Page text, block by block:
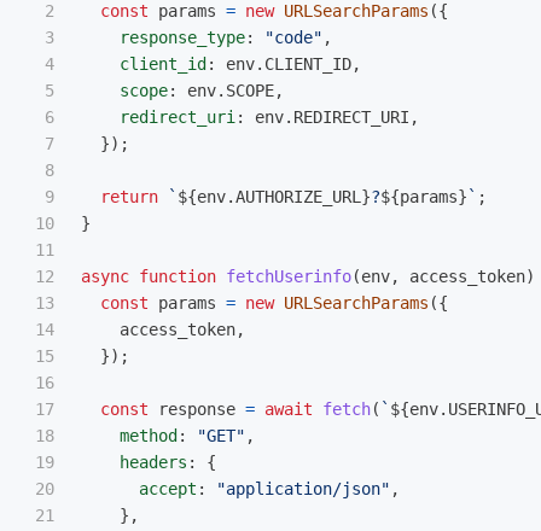
2
3
4
5
6
7
8
9
10
11
12
13
14
15
16
17
18
19
20
21
const
params = new URLSearchParams ({
response_type: "code" ,
client_id : env. CLIENT_ID,
scope: env. SCOPE,
redirect_uri : env. REDIRECT_URI ,
});
return ` ${env.AUTHORIZE_URL }?${params} ` ;
}
async function fetchUserinfo(env, access_token)
const
params = new URLSearchParams ({
access_token,
});
const response = await fetch( ` ${env.
method : "GET" ,
headers :
{
accept : "application/json" ,
},